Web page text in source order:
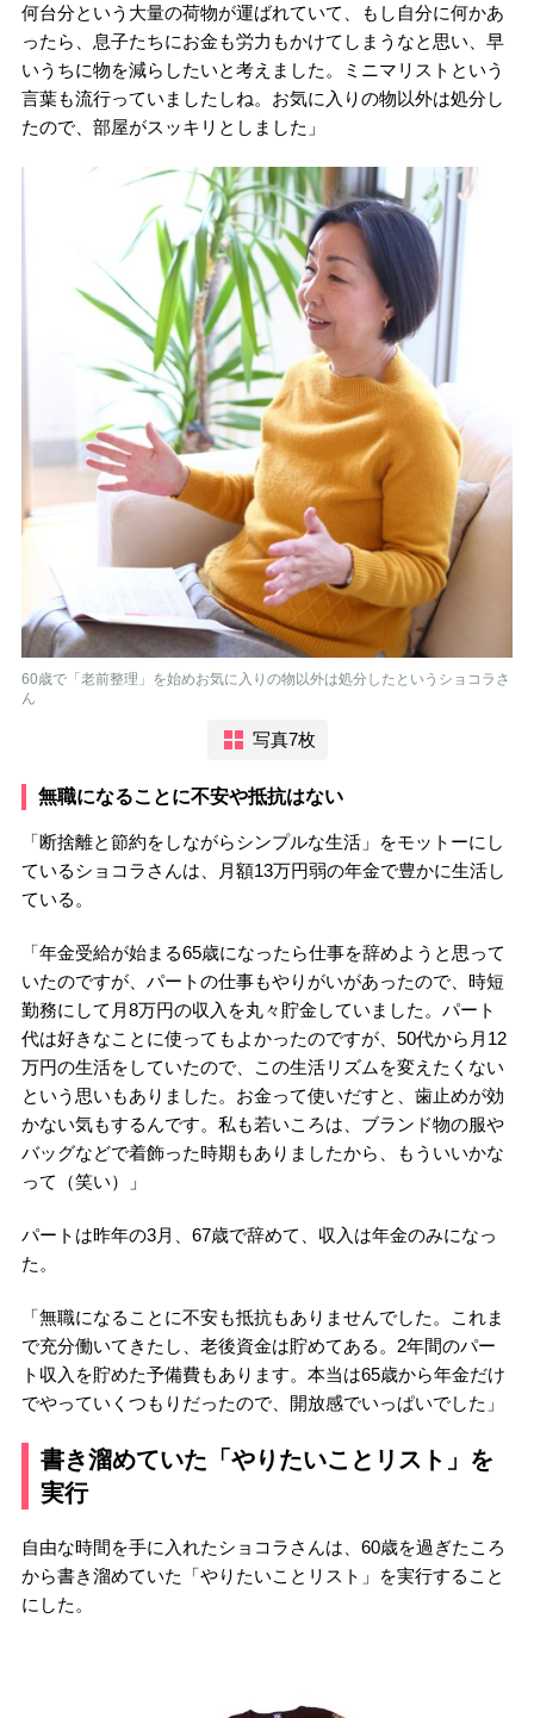
何台分という大量の荷物が運ばれていて、もし自分に何かあ
ったら、息子たちにお金も労力もかけてしまうなと思い、早
いうちに物を減らしたいと考えました。ミニマリストという
言葉も流行っていましたしね。お気に入りの物以外は処分し
たので、部屋がスッキリとしました」
60歳で「老前整理」を始めお気に入りの物以外は処分したというショコラさ
ん
写真7枚
無職になることに不安や抵抗はない
「断捨離と節約をしながらシンプルな生活」をモットーにし
ているショコラさんは、月額13万円弱の年金で豊かに生活し
ている。
「年金受給が始まる65歳になったら仕事を辞めようと思って
いたのですが、パートの仕事もやりがいがあったので、時短
勤務にして月8万円の収入を丸々貯金していました。パート
代は好きなことに使ってもよかったのですが、50代から月12
万円の生活をしていたので、この生活リズムを変えたくない
という思いもありました。お金って使いだすと、歯止めが効
かない気もするんです。私も若いころは、ブランド物の服や
バッグなどで着飾った時期もありましたから、もういいかな
って（笑い）」
パートは昨年の3月、67歳で辞めて、収入は年金のみになっ
た。
「無職になることに不安も抵抗もありませんでした。これま
で充分働いてきたし、老後資金は貯めてある。2年間のパー
ト収入を貯めた予備費もあります。本当は65歳から年金だけ
でやっていくつもりだったので、開放感でいっぱいでした」
書き溜めていた「やりたいことリスト」を
実行
自由な時間を手に入れたショコラさんは、60歳を過ぎたころ
から書き溜めていた「やりたいことリスト」を実行すること
にした。